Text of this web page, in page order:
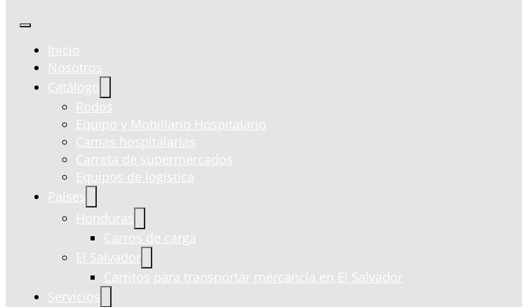
Inicio
Nosotros
Catálogo
Rodos
Equipo y Mobiliario Hospitalario
Camas hospitalarias
Carreta de supermercados
Equipos de logística
Países
Honduras
Carros de carga
El Salvador
Carritos para transportar mercancía en El Salvador
Servicios